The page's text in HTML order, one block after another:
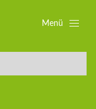
Menü